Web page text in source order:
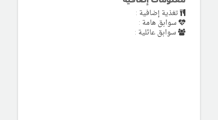
تغذية إضافية :
سوابق هامة :
سوابق عائلية :